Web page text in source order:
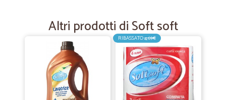
Ottima esperienza
Celerità e cura nel pacco. Soddisfatta. Per il vino acquistato... Vi farò
24/09/2020
—Viola C.
Altri prodotti di Soft soft
RIBASSATO4,69€